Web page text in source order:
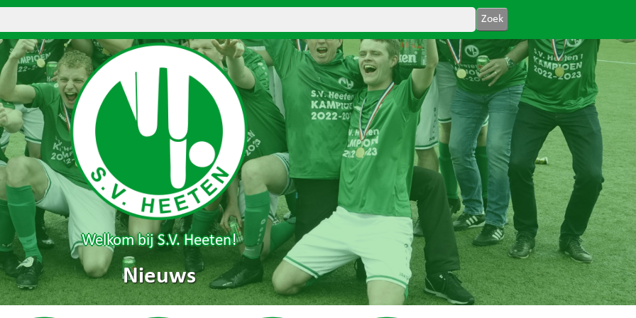
Welkom bij S.V. Heeten!
Nieuws